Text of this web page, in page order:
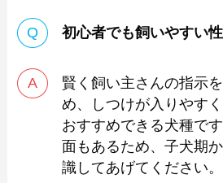
初心者でも飼いやすい
賢く飼い主さんの指示
め、しつけが入りやす
おすすめできる犬種で
面もあるため、子犬期
識してあげてください。